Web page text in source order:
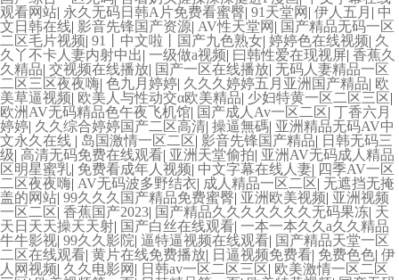
观看网站| 永久无码日韩A片免费看蜜臀| 91天堂网 | 伊人五月 | 中
文日韩在线| 影音先锋国产资源| AV性天堂网 | 国产精品无码一区
二区毛片视频| 91丨中文啦丨国产九色熟女| 婷婷色在线视频| 久
久丫不卡人妻内射中出| 一级做a视频| 曰韩性爱在现视屏| 香蕉久
久精品| 交视频在线播放| 国产一区在线播放| 无码人妻精品一区
二区三区夜夜嗨| 色九月婷婷| 久久久婷婷五月亚洲国产精品| 欧
美草逼视频| 欧美人与性动交α欧美精品| 少妇特黄一区二区三区|
欧洲AV无码精品色午夜飞机馆| 国产成人Av一区二区| 丁香六月
婷婷| 久久综合婷婷国产二区高清| 操逼無碼| 亚洲精品无码AV中
文永久在线 | 岛国激情一区二区| 影音先锋国产精品| 日韩无码三
级| 高清无码免费在线观看| 亚洲天堂偷拍| 亚洲AV无码成人精品
区明星蜜乳| 免费看成年人视频| 中文字幕在线人妻| 四季AV一区
二区夜夜嗨| AV无码波多野结衣| 成人精品一区二区| 无遮挡无掩
盖的网站| 99久久久国产精品免费蜜臀| 亚洲欧美视频| 亚洲视频
一区二区| 香蕉国产2023| 国产精品久久久久久久久无码果冻| 天
天日天天操天天射| 国产白丝在线观看| 一本一本久久a久久精品
牛牛影视| 99久久影院| 逼特逼视频在线观看| 国产精品天堂一区
二区在线观看| 黄片在线免费播放| 日逼视频免费看| 免费色色| 伊
人网视频| 久久电影网 | 日韩av一区二区三区| 欧美激情一区二区